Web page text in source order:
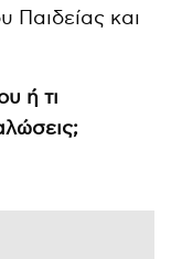
Παιδείας και
ή τι